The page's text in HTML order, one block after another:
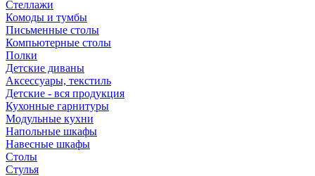
Стеллажи
Комоды и тумбы
Письменные столы
Компьютерные столы
Полки
Детские диваны
Аксессуары, текстиль
Детские - вся продукция
Кухонные гарнитуры
Модульные кухни
Напольные шкафы
Навесные шкафы
Столы
Стулья